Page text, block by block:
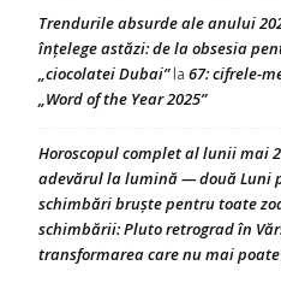
Trendurile absurde ale anului
înțelege astăzi: de la obsesia
„ciocolatei Dubai”la 67: cifrele-
„Word of the Year 2025”
Horoscopul complet al lunii mai
adevărul la lumină — două Luni
schimbări bruște pentru toate
schimbării: Pluto retrograd în
transformarea care nu mai